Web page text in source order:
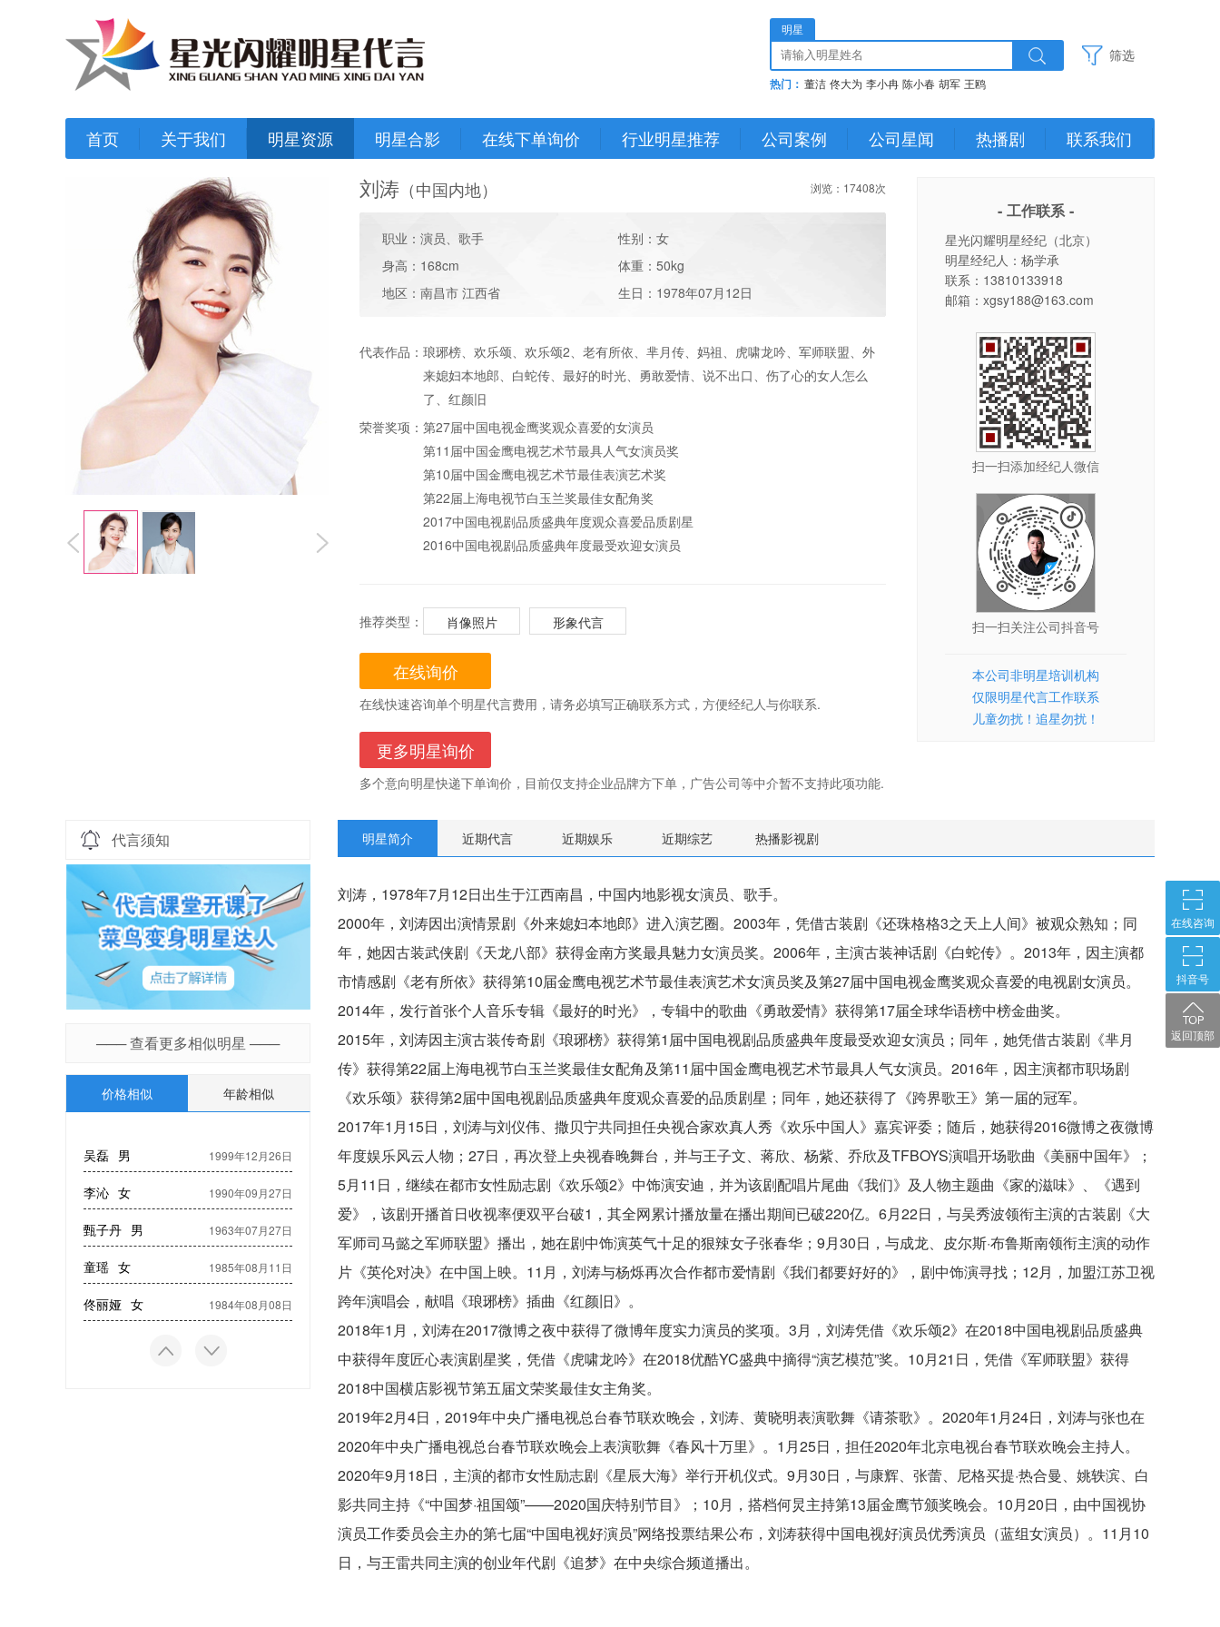
明星
热门： 董洁 佟大为 李小冉 陈小春 胡军 王鸥
筛选
首页 关于我们 明星资源 明星合影 在线下单询价 行业明星推荐 公司案例 公司星闻 热播剧 联系我们
刘涛 （中国内地） 浏览：17408次
职业：演员、歌手
性别：女
身高：168cm
体重：50kg
地区：南昌市 江西省
生日：1978年07月12日
代表作品： 琅琊榜、欢乐颂、欢乐颂2、老有所依、芈月传、妈祖、虎啸龙吟、军师联盟、外
来媳妇本地郎、白蛇传、最好的时光、勇敢爱情、说不出口、伤了心的女人怎么
了、红颜旧
荣誉奖项： 第27届中国电视金鹰奖观众喜爱的女演员
第11届中国金鹰电视艺术节最具人气女演员奖
第10届中国金鹰电视艺术节最佳表演艺术奖
第22届上海电视节白玉兰奖最佳女配角奖
2017中国电视剧品质盛典年度观众喜爱品质剧星
2016中国电视剧品质盛典年度最受欢迎女演员
推荐类型： 肖像照片 形象代言
在线询价
在线快速咨询单个明星代言费用，请务必填写正确联系方式，方便经纪人与你联系.
更多明星询价
多个意向明星快递下单询价，目前仅支持企业品牌方下单，广告公司等中介暂不支持此项功能.
- 工作联系 -
星光闪耀明星经纪（北京）
明星经纪人：杨学承
联系：13810133918
邮箱：xgsy188@163.com
扫一扫添加经纪人微信
扫一扫关注公司抖音号
本公司非明星培训机构
仅限明星代言工作联系
儿童勿扰！追星勿扰！
代言须知
─── 查看更多相似明星 ───
价格相似 年龄相似
吴磊 男 1999年12月26日
李沁 女 1990年09月27日
甄子丹 男 1963年07月27日
童瑶 女 1985年08月11日
佟丽娅 女 1984年08月08日
明星简介 近期代言 近期娱乐 近期综艺 热播影视剧
刘涛，1978年7月12日出生于江西南昌，中国内地影视女演员、歌手。
2000年，刘涛因出演情景剧《外来媳妇本地郎》进入演艺圈。2003年，凭借古装剧《还珠格格3之天上人间》被观众熟知；同
年，她因古装武侠剧《天龙八部》获得金南方奖最具魅力女演员奖。2006年，主演古装神话剧《白蛇传》。2013年，因主演都
市情感剧《老有所依》获得第10届金鹰电视艺术节最佳表演艺术女演员奖及第27届中国电视金鹰奖观众喜爱的电视剧女演员。
2014年，发行首张个人音乐专辑《最好的时光》，专辑中的歌曲《勇敢爱情》获得第17届全球华语榜中榜金曲奖。
2015年，刘涛因主演古装传奇剧《琅琊榜》获得第1届中国电视剧品质盛典年度最受欢迎女演员；同年，她凭借古装剧《芈月
传》获得第22届上海电视节白玉兰奖最佳女配角及第11届中国金鹰电视艺术节最具人气女演员。2016年，因主演都市职场剧
《欢乐颂》获得第2届中国电视剧品质盛典年度观众喜爱的品质剧星；同年，她还获得了《跨界歌王》第一届的冠军。
2017年1月15日，刘涛与刘仪伟、撒贝宁共同担任央视合家欢真人秀《欢乐中国人》嘉宾评委；随后，她获得2016微博之夜微博
年度娱乐风云人物；27日，再次登上央视春晚舞台，并与王子文、蒋欣、杨紫、乔欣及TFBOYS演唱开场歌曲《美丽中国年》；
5月11日，继续在都市女性励志剧《欢乐颂2》中饰演安迪，并为该剧配唱片尾曲《我们》及人物主题曲《家的滋味》、《遇到
爱》，该剧开播首日收视率便双平台破1，其全网累计播放量在播出期间已破220亿。6月22日，与吴秀波领衔主演的古装剧《大
军师司马懿之军师联盟》播出，她在剧中饰演英气十足的狠辣女子张春华；9月30日，与成龙、皮尔斯·布鲁斯南领衔主演的动作
片《英伦对决》在中国上映。11月，刘涛与杨烁再次合作都市爱情剧《我们都要好好的》，剧中饰演寻找；12月，加盟江苏卫视
跨年演唱会，献唱《琅琊榜》插曲《红颜旧》。
2018年1月，刘涛在2017微博之夜中获得了微博年度实力演员的奖项。3月，刘涛凭借《欢乐颂2》在2018中国电视剧品质盛典
中获得年度匠心表演剧星奖，凭借《虎啸龙吟》在2018优酷YC盛典中摘得“演艺模范”奖。10月21日，凭借《军师联盟》获得
2018中国横店影视节第五届文荣奖最佳女主角奖。
2019年2月4日，2019年中央广播电视总台春节联欢晚会，刘涛、黄晓明表演歌舞《请茶歌》。2020年1月24日，刘涛与张也在
2020年中央广播电视总台春节联欢晚会上表演歌舞《春风十万里》。1月25日，担任2020年北京电视台春节联欢晚会主持人。
2020年9月18日，主演的都市女性励志剧《星辰大海》举行开机仪式。9月30日，与康辉、张蕾、尼格买提·热合曼、姚轶滨、白
影共同主持《“中国梦·祖国颂”——2020国庆特别节目》；10月，搭档何炅主持第13届金鹰节颁奖晚会。10月20日，由中国视协
演员工作委员会主办的第七届“中国电视好演员”网络投票结果公布，刘涛获得中国电视好演员优秀演员（蓝组女演员）。11月10
日，与王雷共同主演的创业年代剧《追梦》在中央综合频道播出。
在线咨询
抖音号
返回顶部